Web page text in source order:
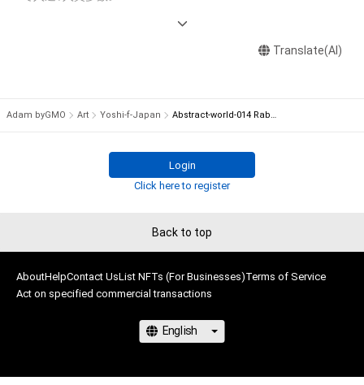
権を侵害するおそれのある行為(改変、公開、配布、逆コンパイ
ル、リバースエンジニアリングを含みますが、これに限定されま
であると判断した場合、利用をお断りさせていただきます。
保有者、その他第三者が損害を被った場合、その損害がいかなる
原因で発生したものであっても、本アイテムの著作権を有する
このアイテムに関するお問い合わせ先
yoshi-f-japan.com
info@yoshi-f-japan.com
2021年12月から、広告媒体で使用する為に制作した「光をテー
作風の基礎になっているのは抽象的な形状の内部に光線や球体
これらの画風を継承し、3DCGソフトで描写した美少女や実写の
ます。
2022年3月28〜4月3日までイタリア･ミラノの現代アートギャ
Translate(AI)
Adam byGMO Art Yoshi-f-Japan Abstract-world-014 Rabbit-NEO
Login
Click here to register
Back to top
AboutHelpContact UsList NFTs (For Businesses)Terms of Service
Act on specified commercial transactions